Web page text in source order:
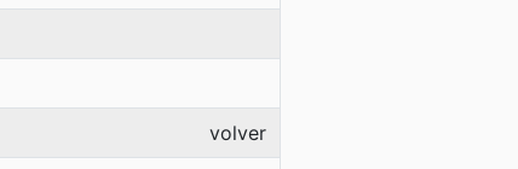
volver